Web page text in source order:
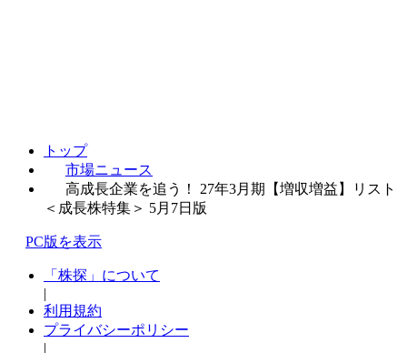
トップ
市場ニュース
高成長企業を追う！ 27年3月期【増収増益】リスト
＜成長株特集＞ 5月7日版
PC版を表示
「株探」について
|
利用規約
プライバシーポリシー
|